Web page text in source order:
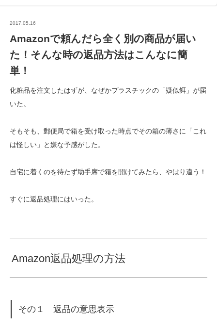
2017.05.16
Amazonで頼んだら全く別の商品が届い
た！そんな時の返品方法はこんなに簡
単！
化粧品を注文したはずが、なぜかプラスチックの「疑似餌」が届
いた。
そもそも、郵便局で箱を受け取った時点でその箱の薄さに「これ
は怪しい」と嫌な予感がした。
自宅に着くのを待たず助手席で箱を開けてみたら、やはり違う！
すぐに返品処理にはいった。
Amazon返品処理の方法
その１ 返品の意思表示